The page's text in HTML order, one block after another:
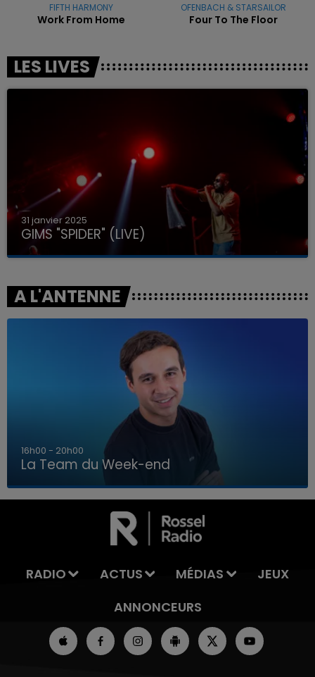
LA TEAM DU WEEK-END
FIFTH HARMONY
Work From Home
OFENBACH & STARSAILOR
Four To The Floor
LES LIVES
31 janvier 2025
GIMS "SPIDER" (LIVE)
A L'ANTENNE
7h00 - 12h00
La Team du Week-end
RADIO ACTUS MÉDIAS
JEUX
ANNONCEURS